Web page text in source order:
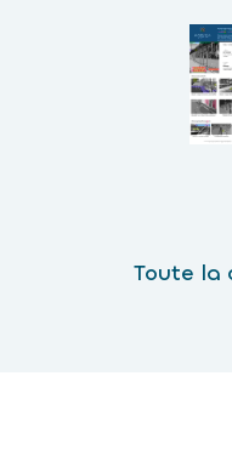
Toute la